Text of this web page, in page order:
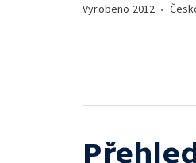
Vyrobeno 2012 •